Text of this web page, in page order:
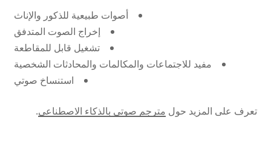
أصوات طبيعية للذكور والإناث
إخراج الصوت المتدفق
تشغيل قابل للمقاطعة
مفيد للاجتماعات والمكالمات والمحادثات الشخصية
استنساخ صوتي
تعرف على المزيد حول مترجم صوتي بالذكاء الاصطناعي.